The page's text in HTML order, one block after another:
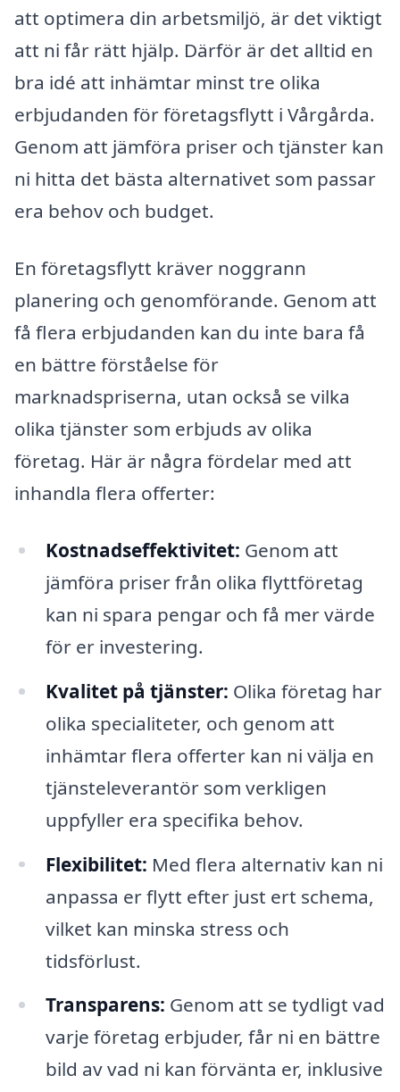
att optimera din arbetsmiljö, är det viktigt
att ni får rätt hjälp. Därför är det alltid en
bra idé att inhämtar minst tre olika
erbjudanden för företagsflytt i Vårgårda.
Genom att jämföra priser och tjänster kan
ni hitta det bästa alternativet som passar
era behov och budget.
En företagsflytt kräver noggrann
planering och genomförande. Genom att
få flera erbjudanden kan du inte bara få
en bättre förståelse för
marknadspriserna, utan också se vilka
olika tjänster som erbjuds av olika
företag. Här är några fördelar med att
inhandla flera offerter:
Kostnadseffektivitet: Genom att
jämföra priser från olika flyttföretag
kan ni spara pengar och få mer värde
för er investering.
Kvalitet på tjänster: Olika företag har
olika specialiteter, och genom att
inhämtar flera offerter kan ni välja en
tjänsteleverantör som verkligen
uppfyller era specifika behov.
Flexibilitet: Med flera alternativ kan ni
anpassa er flytt efter just ert schema,
vilket kan minska stress och
tidsförlust.
Transparens: Genom att se tydligt vad
varje företag erbjuder, får ni en bättre
bild av vad ni kan förvänta er, inklusive